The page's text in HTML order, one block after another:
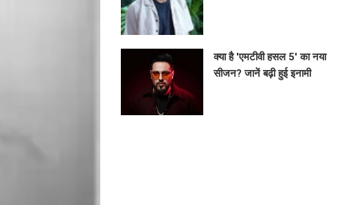
क्या है 'एमटीवी हसल 5' का नया
सीजन? जानें बढ़ी हुई इनामी